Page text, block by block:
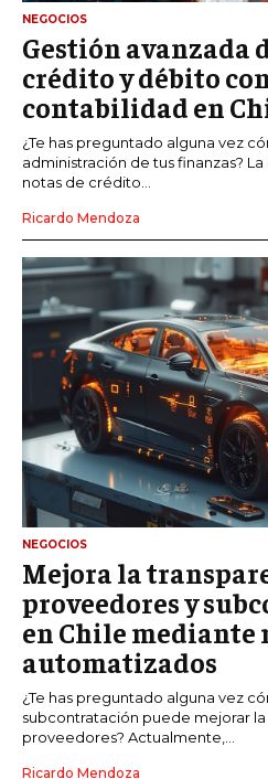
NEGOCIOS
Gestión avanzada
crédito y débito
contabilidad en
¿Te has preguntado alguna vez
administración de tus finanzas?
notas de crédito...
Ricardo Mendoza
NEGOCIOS
Mejora la
proveedores y
en Chile mediante
automatizados
¿Te has preguntado alguna vez
subcontratación puede mejorar
proveedores? Actualmente,...
Ricardo Mendoza